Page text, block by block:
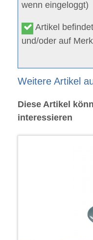
wenn eingeloggt)
Artikel
und/oder auf
Weitere Artikel
Diese Artikel
interessieren